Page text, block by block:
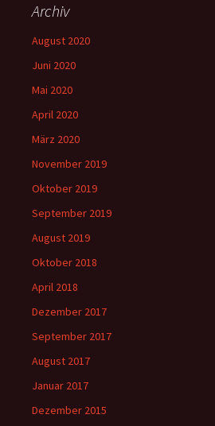
Archiv
August 2020
Juni 2020
Mai 2020
April 2020
März 2020
November 2019
Oktober 2019
September 2019
August 2019
Oktober 2018
April 2018
Dezember 2017
September 2017
August 2017
Januar 2017
Dezember 2015